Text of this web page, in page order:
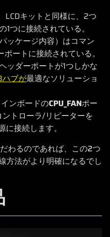
LCDキットと同様に、2つ
つに接続されている。
ッケージ内容）はコマン
ートに接続されている。
ッダーポートが1つしかな
ハブが最適なソリューショ
ンボードのCPU_FANポー
トローラ/リピーターを
接続します。
わるのであれば、この2つ
方法がより明確になるでし